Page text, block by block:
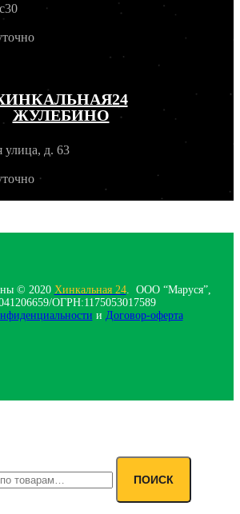
ЖУЛЕБИНО
д. 63
© 2020 Хинкальная 24. ООО “Маруся”,
ОГРН:1175053017589
и Договор-оферта
ПОИСК